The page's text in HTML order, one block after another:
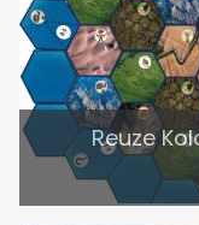
Reuze